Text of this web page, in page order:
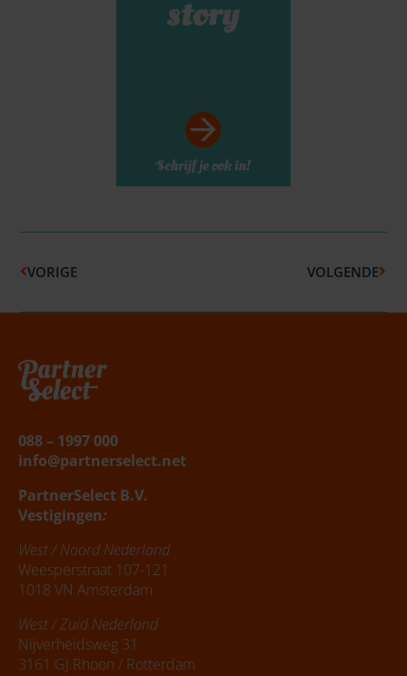
VORIGE
VOLGENDE
088 – 1997 000
info@partnerselect.net
PartnerSelect B.V.
Vestigingen:
West / Noord Nederland
Weesperstraat 107-121
1018 VN Amsterdam
West / Zuid Nederland
Nijverheidsweg 31
3161 GJ Rhoon / Rotterdam